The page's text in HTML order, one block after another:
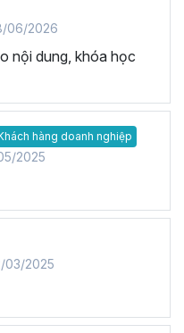
làm việc hiệu quả
hình và xu hướng. Nhờ
suy đoán thiếu tính
định dựa trên dữ liệu
ưu hóa kết quả và đạt
06/2026
nội dung, khóa học
hàng doanh nghiệp
2025
03/2025